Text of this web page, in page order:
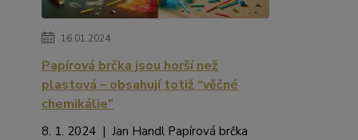
16.01.2024
Papírová brčka jsou horší než
plastová – obsahují totiž “věčné
chemikálie”
8. 1. 2024 | Jan Handl Papírová brčka